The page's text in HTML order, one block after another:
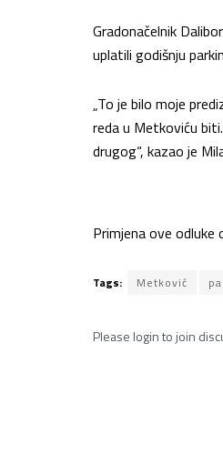
Gradonačelnik
uplatili godišnju
„To je bilo moje
reda u Metkoviću
drugog“, kazao je
Primjena ove odluke
Tags: Metković
Please loginto join